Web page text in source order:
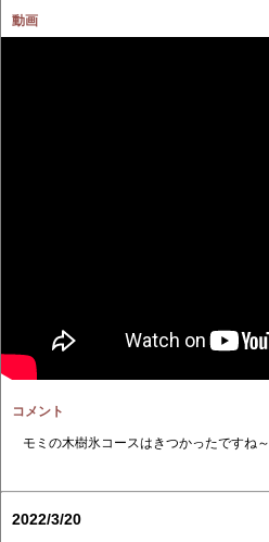
動画
コメント
モミの木樹氷コースはきつかったですね～
2022/3/20